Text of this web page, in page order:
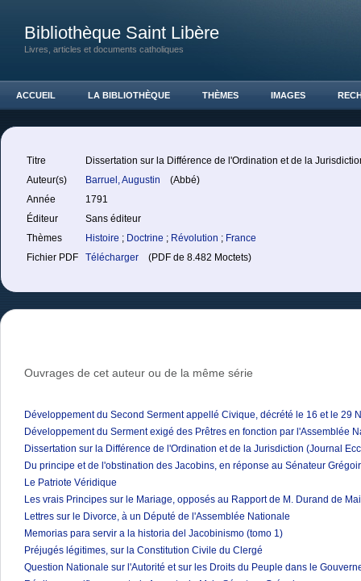
Bibliothèque Saint Libère
Livres, articles et documents catholiques
ACCUEIL LA BIBLIOTHÈQUE THÈMES IMAGES
Titre
Dissertation sur la Différence de l'Ordination et de la
Auteur(s)
Barruel, Augustin
(Abbé)
Année
1791
Éditeur
Sans éditeur
Thèmes
Histoire ; Doctrine ; Révolution ; France
Fichier PDF
Télécharger (PDF de 8.482 Moctets)
Ouvrages de cet auteur ou de la même série
Développement du Second Serment appellé Civique, décrété le 16 et le 29
Développement du Serment exigé des Prêtres en fonction par l'Assemblée
Dissertation sur la Différence de l'Ordination et de la Jurisdiction (Journal
Du principe et de l'obstination des Jacobins, en réponse au Sénateur
Le Patriote Véridique
Les vrais Principes sur le Mariage, opposés au Rapport de M. Durand de
Lettres sur le Divorce, à un Député de l'Assemblée Nationale
Memorias para servir a la historia del Jacobinismo (tomo 1)
Préjugés légitimes, sur la Constitution Civile du Clergé
Question Nationale sur l'Autorité et sur les Droits du Peuple dans le